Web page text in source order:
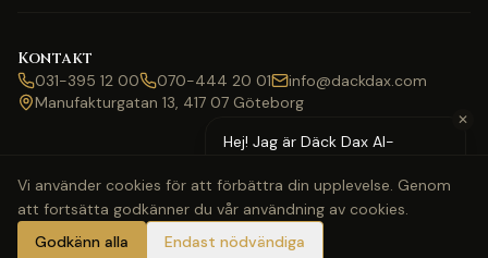
Kontakt
031-395 12 00 070-444 20 01
info@dackdax.com
Manufakturgatan 13, 417 07 Göteborg
©2026Däck Dax. Alla rättigheter förbehållna.
WebbkartaKlarnaSwishVisaMastercard
✕
Hej! Jag är Däck Dax AI-
med pris eller bokning?
Vi använder cookies för att förbättra din upplevelse. Genom
att fortsätta godkänner du vår användning av cookies.
Godkänn alla
Endast nödvändiga